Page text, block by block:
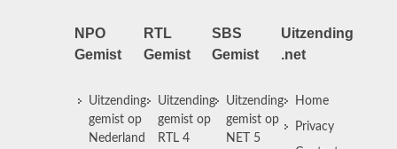
NPO
Gemist
Uitzending
gemist op
Nederland
RTL
Gemist
Uitzending
gemist op
RTL 4
SBS
Gemist
Uitzending
gemist op
NET 5
Uitzending
.net
Home
Privacy